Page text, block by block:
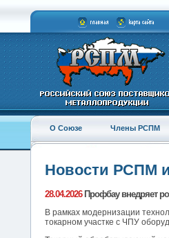
О Союзе Члены РСПМ
Новости РСПМ
28.04.2026Профбау внедряет
В рамках модернизации
токарном участке с ЧПУ